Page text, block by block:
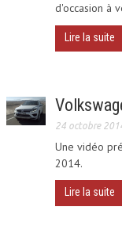
DEPUIS 2010
TOUAREG III
LE TOUAREG
d'occasion à
Lire la suite
24 octobre
Une vidéo
2014.
Lire la suite